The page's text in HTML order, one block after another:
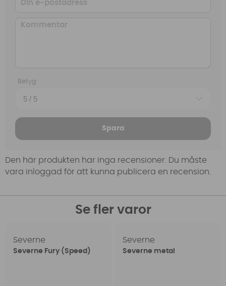
Betyg
Spara
Den här produkten har inga recensioner. Du måste
vara inloggad för att kunna publicera en recension.
Se fler varor
Severne
Severne Fury (Speed)
Severne
Severne metal